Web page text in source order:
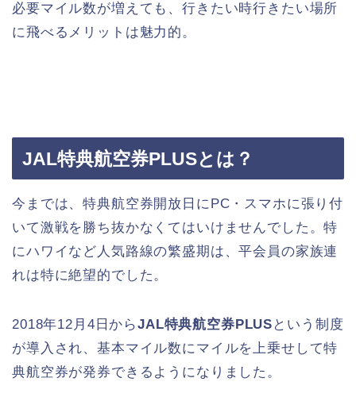
必要マイル数が増えても、行きたい時行きたい場所
に飛べるメリットは魅力的。
JAL特典航空券PLUSとは？
今までは、特典航空券開放日にPC・スマホに張り付
いて激戦を勝ち抜かなくてはいけませんでした。特
にハワイなど人気路線の繁盛期は、平会員の家族連
れは特に絶望的でした。
2018年12月4日からJAL特典航空券PLUS という制度
が導入され、基本マイル数にマイルを上乗せして特
典航空券が発券できるようになりました。